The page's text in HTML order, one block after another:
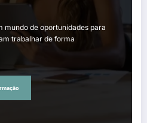
mundo de oportunidades para
trabalhar de forma